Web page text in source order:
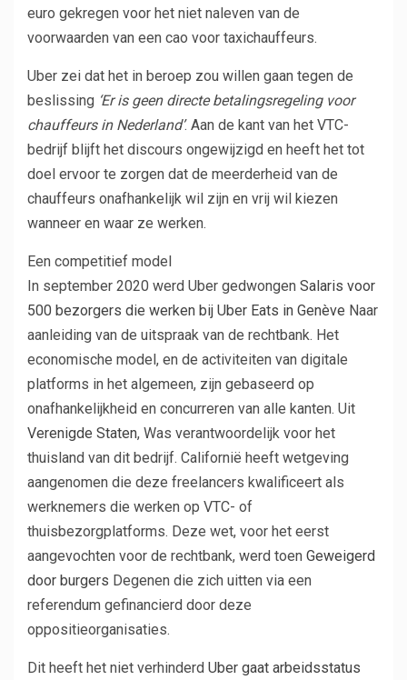
euro gekregen voor het niet naleven van de
voorwaarden van een cao voor taxichauffeurs.
Uber zei dat het in beroep zou willen gaan tegen de
beslissing ‘Er is geen directe betalingsregeling voor
chauffeurs in Nederland’. Aan de kant van het VTC-
bedrijf blijft het discours ongewijzigd en heeft het tot
doel ervoor te zorgen dat de meerderheid van de
chauffeurs onafhankelijk wil zijn en vrij wil kiezen
wanneer en waar ze werken.
Een competitief model
In september 2020 werd Uber gedwongen Salaris voor
500 bezorgers die werken bij Uber Eats in Genève Naar
aanleiding van de uitspraak van de rechtbank. Het
economische model, en de activiteiten van digitale
platforms in het algemeen, zijn gebaseerd op
onafhankelijkheid en concurreren van alle kanten. Uit
Verenigde Staten, Was verantwoordelijk voor het
thuisland van dit bedrijf. Californië heeft wetgeving
aangenomen die deze freelancers kwalificeert als
werknemers die werken op VTC- of
thuisbezorgplatforms. Deze wet, voor het eerst
aangevochten voor de rechtbank, werd toen Geweigerd
door burgers Degenen die zich uitten via een
referendum gefinancierd door deze
oppositieorganisaties.
Dit heeft het niet verhinderd Uber gaat arbeidsstatus